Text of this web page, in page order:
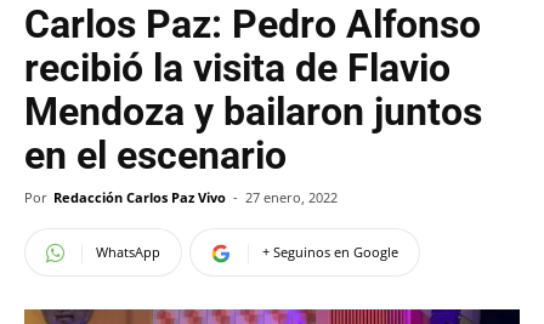
Carlos Paz: Pedro Alfonso
recibió la visita de Flavio
Mendoza y bailaron juntos
en el escenario
Por Redacción Carlos Paz Vivo - 27 enero, 2022
WhatsApp + Seguinos en Google